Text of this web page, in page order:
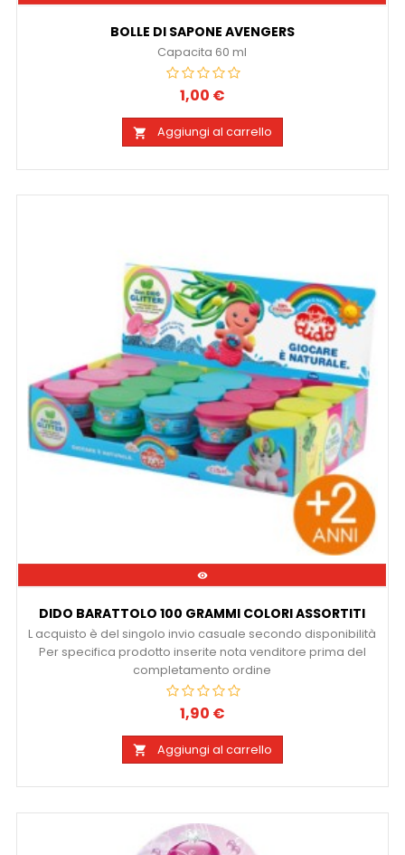
BOLLE DI SAPONE AVENGERS
Capacita 60 ml
Prezzo
1,00 €
 Aggiungi al carrello

DIDO BARATTOLO 100 GRAMMI COLORI ASSORTITI
L acquisto è del singolo invio casuale secondo disponibilità
Per specifica prodotto inserite nota venditore prima del
completamento ordine
Prezzo
1,90 €
 Aggiungi al carrello